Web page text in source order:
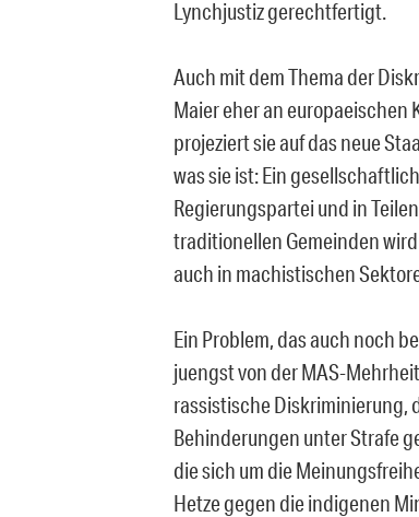
Lynchjustiz gerechtfertigt.
Auch mit dem Thema der
Maier eher an
projeziert sie auf das neue
was sie ist: Ein
Regierungspartei und in
traditionellen Gemeinden
auch in machistischen
Ein Problem, das auch noch
juengst von der MAS-
rassistische Diskriminierung,
Behinderungen unter Strafe
die sich um die
Hetze gegen die indigenen